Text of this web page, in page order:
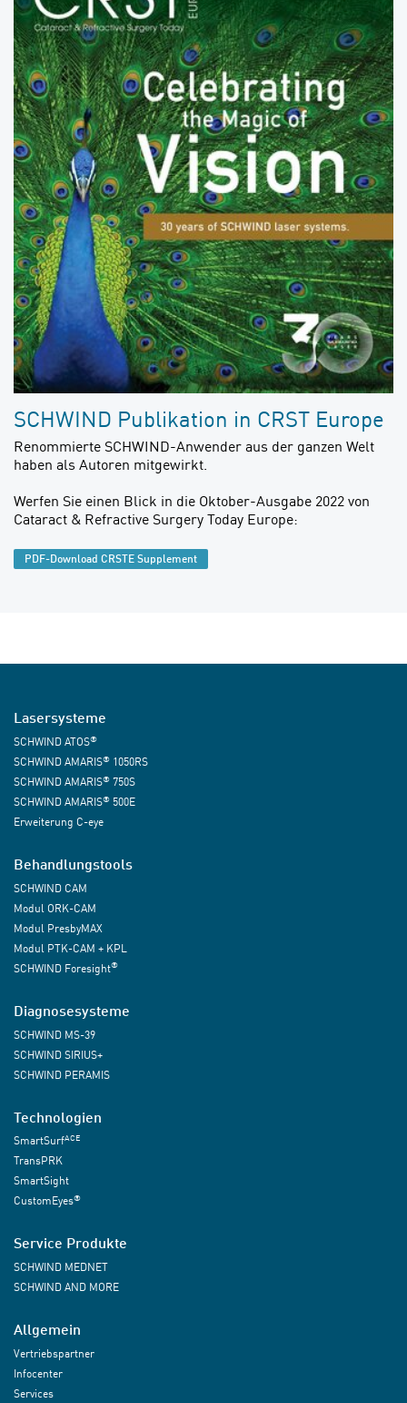
SCHWIND Publikation in CRST Europe
Renommierte SCHWIND-Anwender aus der ganzen Welt
haben als Autoren mitgewirkt.
Werfen Sie einen Blick in die Oktober-Ausgabe 2022 von
Cataract & Refractive Surgery Today Europe:
PDF-Download CRSTE Supplement
Lasersysteme
SCHWIND ATOS®
SCHWIND AMARIS® 1050RS
SCHWIND AMARIS® 750S
SCHWIND AMARIS® 500E
Erweiterung C-eye
Behandlungstools
SCHWIND CAM
Modul ORK-CAM
Modul PresbyMAX
Modul PTK-CAM + KPL
SCHWIND Foresight®
Diagnosesysteme
SCHWIND MS-39
SCHWIND SIRIUS+
SCHWIND PERAMIS
Technologien
SmartSurfACE
TransPRK
SmartSight
CustomEyes®
Service Produkte
SCHWIND MEDNET
SCHWIND AND MORE
Allgemein
Vertriebspartner
Infocenter
Services